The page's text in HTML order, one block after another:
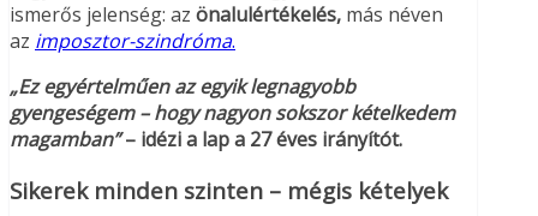
ismerős jelenség: az önalulértékelés, más néven
az imposztor-szindróma.
„Ez egyértelműen az egyik legnagyobb
gyengeségem – hogy nagyon sokszor kételkedem
magamban”– idézi a lap a 27 éves irányítót.
Sikerek minden szinten – mégis kételyek